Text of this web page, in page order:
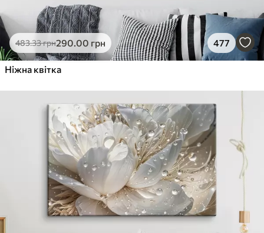
483.33грн290.00 грн 477
Ніжна квітка